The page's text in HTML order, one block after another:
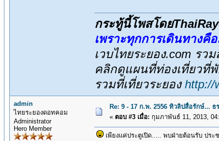
กระทู้นี้โพสโดย
เพราะทุกการเดินทางคื
เวบไทยระยอง.com ร
คลิกดูแผนที่ท่องเที่ยวที่
รวมที่เที่ยวระยอง http://
admin
ไทยระยองดอทคอม
Administrator
Hero Member
Re: 9 - 17 ก.พ. 2556 ทิวลิปสื่อรักษ์...
« ตอบ #3 เมื่อ: กุมภาพันธ์ 11, 2013,
เพียงแค่ประตูเปิด..... พบฝ่ายต้อนรับ ป